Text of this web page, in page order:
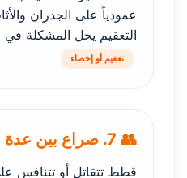
عمودياً على الجدران
التعقيم يحل المشكلة
تعقيم أو إخصاء
👥 7. صراع بين عدة قطط في المنزل
قطط تتقاتل أو تتنافس